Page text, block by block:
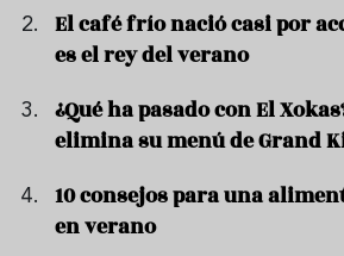
El café frío nació casi por
es el rey del verano
¿Qué ha pasado con El
elimina su menú de Grand
10 consejos para una
en verano